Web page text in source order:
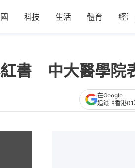
科技 生活 體育 經濟
紅書 中大醫學院
在Google
追蹤《香港01